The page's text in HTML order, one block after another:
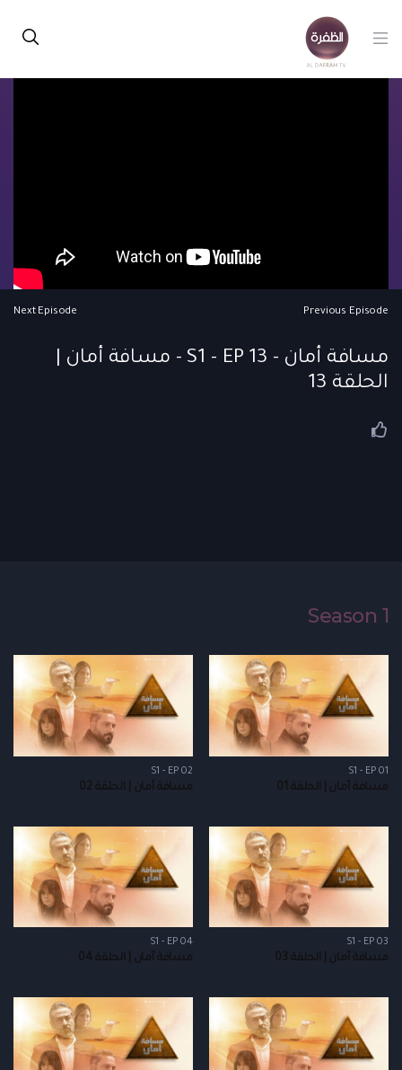
Previous Episode
Next Episode
مسافة أمان - S1 - EP 13 - مسافة أمان |
الحلقة 13
Season 1
S1 - EP 01
مسافة أمان | الحلقة 01
S1 - EP 02
مسافة أمان | الحلقة 02
S1 - EP 03
مسافة أمان | الحلقة 03
S1 - EP 04
مسافة أمان | الحلقة 04